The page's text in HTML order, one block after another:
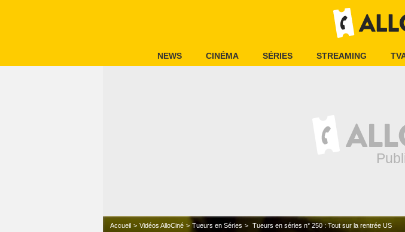
NEWS CINÉMA SÉRIES STREAMING
Accueil Vidéos AlloCiné Tueurs en Séries Tueurs en séries n° 250 : Tout sur la rentrée US